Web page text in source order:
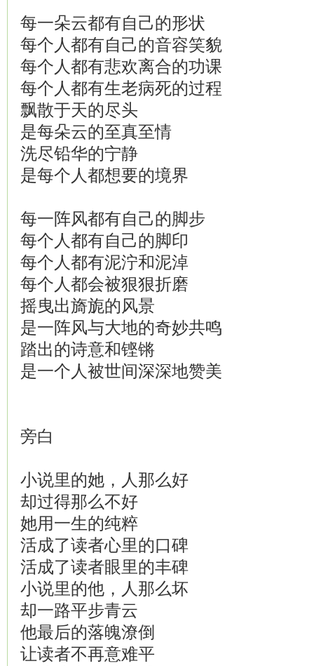
每一朵云都有自己的形状
每个人都有自己的音容笑貌
每个人都有悲欢离合的功课
每个人都有生老病死的过程
飘散于天的尽头
是每朵云的至真至情
洗尽铅华的宁静
是每个人都想要的境界
每一阵风都有自己的脚步
每个人都有自己的脚印
每个人都有泥泞和泥淖
每个人都会被狠狠折磨
摇曳出旖旎的风景
是一阵风与大地的奇妙共鸣
踏出的诗意和铿锵
是一个人被世间深深地赞美
旁白
小说里的她，人那么好
却过得那么不好
她用一生的纯粹
活成了读者心里的口碑
活成了读者眼里的丰碑
小说里的他，人那么坏
却一路平步青云
他最后的落魄潦倒
让读者不再意难平